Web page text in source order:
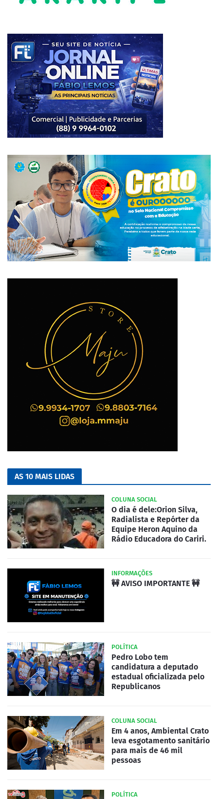
AS 10 MAIS LIDAS
COLUNA SOCIAL
O dia é dele:Orion Silva,
Radialista e Repórter da
Equipe Heron Aquino da
Rádio Educadora do Cariri.
INFORMAÇÕES
🚧 AVISO IMPORTANTE 🚧
POLÍTICA
Pedro Lobo tem
candidatura a deputado
estadual oficializada pelo
Republicanos
COLUNA SOCIAL
Em 4 anos, Ambiental Crato
leva esgotamento sanitário
para mais de 46 mil
pessoas
POLÍTICA